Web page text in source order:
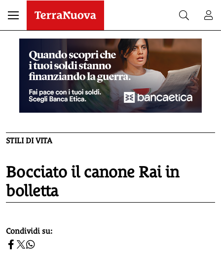
STILI DI VITA
Bocciato il canone Rai in
bolletta
homepage h2
Condividi su: